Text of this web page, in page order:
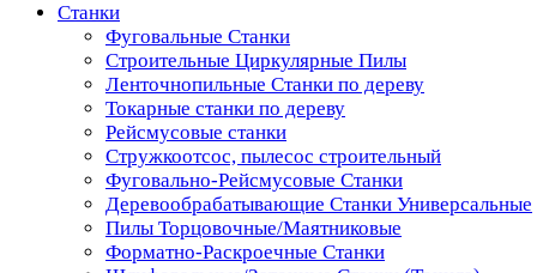
Станки
Фуговальные Станки
Строительные Циркулярные Пилы
Ленточнопильные Станки по дереву
Токарные станки по дереву
Рейсмусовые станки
Стружкоотсос, пылесос строительный
Фуговально-Рейсмусовые Станки
Деревообрабатывающие Станки Универсальные
Пилы Торцовочные/Маятниковые
Форматно-Раскроечные Станки